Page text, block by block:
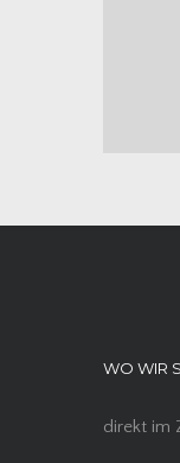
WO WIR
direkt im